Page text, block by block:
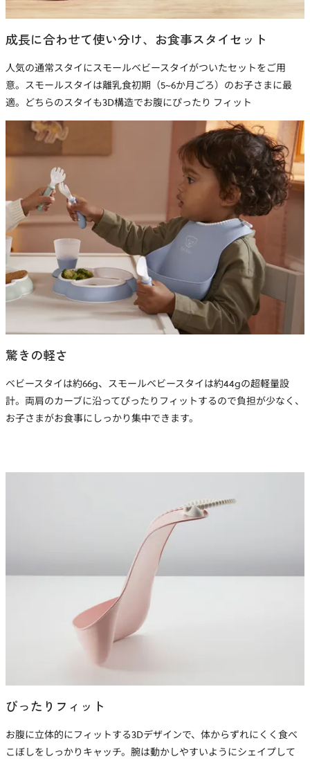
成長に合わせて使い分け、お食事スタイセット
人気の通常スタイにスモールベビースタイがついたセットをご用
意。スモールスタイは離乳食初期（5~6か月ごろ）のお子さまに最
適。どちらのスタイも3D構造でお腹にぴったり フィット
驚きの軽さ
ベビースタイは約66g、スモールベビースタイは約44gの超軽量設
計。両肩のカーブに沿ってぴったりフィットするので負担が少なく、
お子さまがお食事にしっかり集中できます。
ぴったりフィット
お腹に立体的にフィットする3Dデザインで、体からずれにくく食べ
こぼしをしっかりキャッチ。腕は動かしやすいようにシェイプして